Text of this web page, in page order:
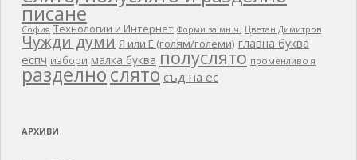
писане
София Технологии и Интернет Форми за мн.ч. Цветан Димитров
Чужди думи Я или Е (голям/големи) главна буква
еспч избори малка буква полуслято променливо я
разделнослято съд на ес
АРХИВИ